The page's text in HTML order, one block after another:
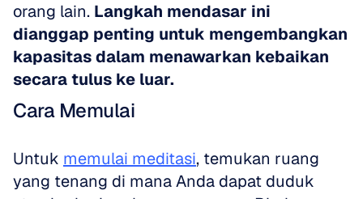
orang lain. Langkah mendasar ini
dianggap penting untuk mengembangkan
kapasitas dalam menawarkan kebaikan
secara tulus ke luar.
Cara Memulai
Untuk memulai meditasi, temukan ruang
yang tenang di mana Anda dapat duduk